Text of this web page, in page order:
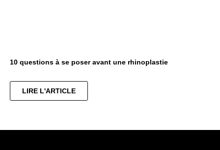
10 questions à se poser avant une rhinoplastie
LIRE L'ARTICLE